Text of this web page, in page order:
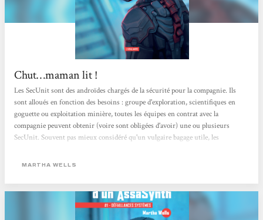
Chut…maman lit !
Les SecUnit sont des androïdes chargés de la sécurité pour la compagnie. Ils
sont alloués en fonction des besoins : groupe d'exploration, scientifiques en
goguette ou exploitation minière, toutes les équipes en contrat avec la
compagnie peuvent obtenir (voire sont obligées d'avoir) une ou plusieurs
SecUnit. Souvent pas mieux considéré qu'un vulgaire bagage utile, les
les emploient. Mais dans ce récit, notre SecUnit a piraté son module
MARTHA WELLS